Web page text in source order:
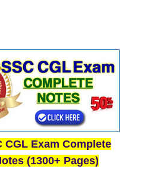
CGL Exam Complete
(1300+ Pages)